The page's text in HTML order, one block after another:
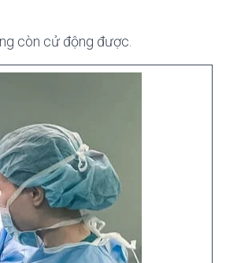
còn cử động được.